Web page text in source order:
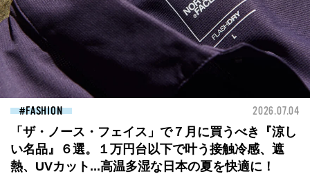
FASHION 2026.07.04
「ザ・ノース・フェイス」で７月に買うべき『涼し
い名品』６選。１万円台以下で叶う接触冷感、遮
熱、UVカット...高温多湿な日本の夏を快適に！